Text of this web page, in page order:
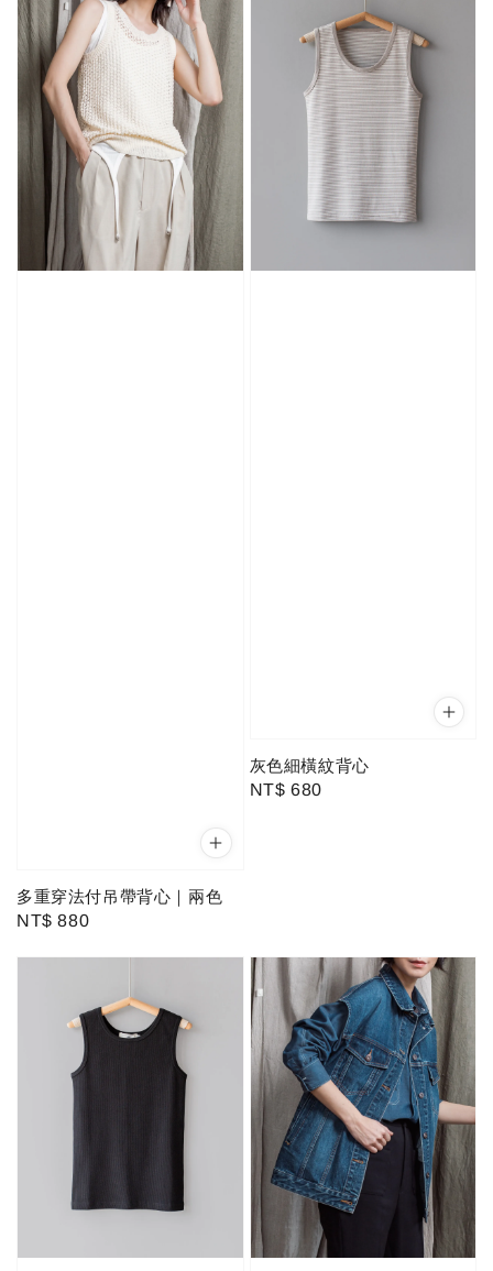
多重穿法付吊帶背心｜兩色
Regular
NT$ 880
灰色細橫紋背心
Regular
NT$ 680